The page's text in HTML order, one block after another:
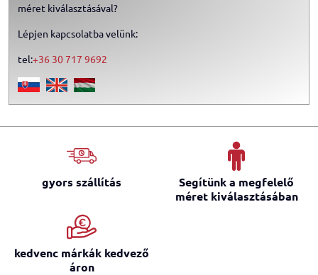
méret kiválasztásával?
Lépjen kapcsolatba velünk:
tel:+36 30 717 9692
gyors szállítás
Segítünk a megfelelő
méret kiválasztásában
kedvenc márkák kedvező
áron